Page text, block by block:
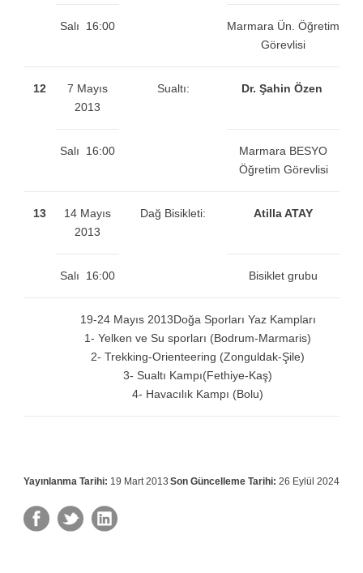
Salı 16:00
Marmara Ün. Öğretim
Görevlisi
12
7 Mayıs
2013
Sualtı: Dr. Şahin Özen
Salı 16:00
Marmara BESYO
Öğretim Görevlisi
13
14 Mayıs
2013
Dağ Bisikleti: Atilla ATAY
Salı 16:00 Bisiklet grubu
19-24 Mayıs 2013Doğa Sporları Yaz Kampları
1- Yelken ve Su sporları (Bodrum-Marmaris)
2- Trekking-Orienteering (Zonguldak-Şile)
3- Sualtı Kampı(Fethiye-Kaş)
4- Havacılık Kampı (Bolu)
Yayınlanma Tarihi: 19 Mart 2013 Son Güncelleme Tarihi: 26 Eylül 2024